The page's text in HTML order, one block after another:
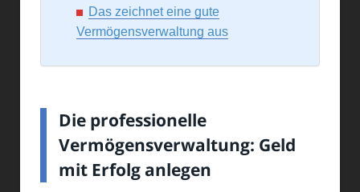
Das zeichnet eine gute
Vermögensverwaltung aus
Die professionelle
Vermögensverwaltung: Geld
mit Erfolg anlegen